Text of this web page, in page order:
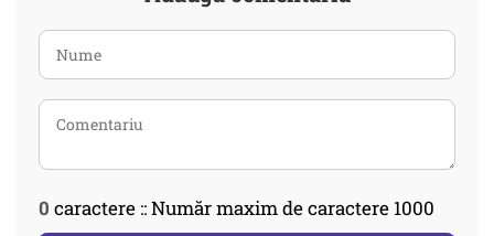
0 caractere :: Număr maxim de caractere 1000